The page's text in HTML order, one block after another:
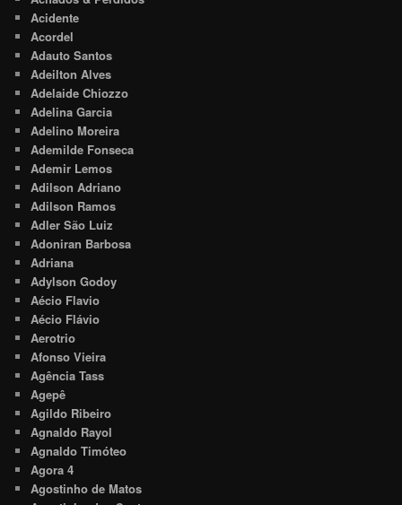
Acidente
Acordel
Adauto Santos
Adeilton Alves
Adelaide Chiozzo
Adelina Garcia
Adelino Moreira
Ademilde Fonseca
Ademir Lemos
Adilson Adriano
Adilson Ramos
Adler São Luiz
Adoniran Barbosa
Adriana
Adylson Godoy
Aécio Flavio
Aécio Flávio
Aerotrio
Afonso Vieira
Agência Tass
Agepê
Agildo Ribeiro
Agnaldo Rayol
Agnaldo Timóteo
Agora 4
Agostinho de Matos